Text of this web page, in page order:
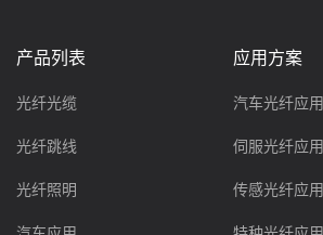
产品列表
光纤光缆
光纤跳线
光纤照明
应用方案
汽车光纤应用
伺服光纤应用
传感光纤应用